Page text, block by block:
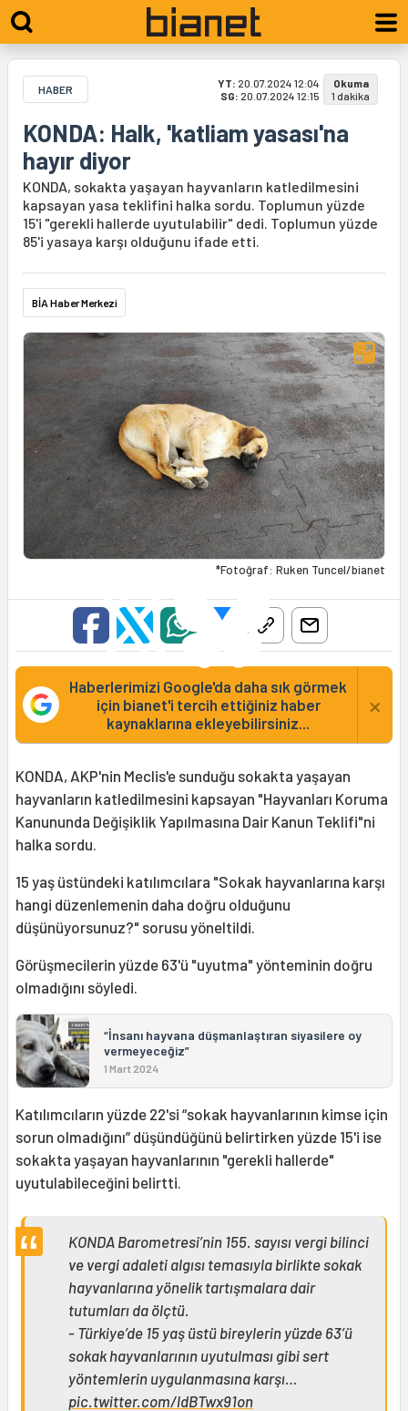
HABER YT: 20.07.2024 12:04
SG: 20.07.2024 12:15
Okuma
1 dakika
KONDA: Halk, 'katliam yasası'na
hayır diyor
KONDA, sokakta yaşayan hayvanların katledilmesini
kapsayan yasa teklifini halka sordu. Toplumun yüzde
15'i "gerekli hallerde uyutulabilir" dedi. Toplumun yüzde
85'i yasaya karşı olduğunu ifade etti.
BİA Haber Merkezi
*Fotoğraf: Ruken Tuncel/bianet
Haberlerimizi Google'da daha sık görmek
için bianet'i tercih ettiğiniz haber
kaynaklarına ekleyebilirsiniz...
×
KONDA, AKP'nin Meclis'e sunduğu sokakta yaşayan
hayvanların katledilmesini kapsayan "Hayvanları Koruma
Kanununda Değişiklik Yapılmasına Dair Kanun Teklifi"ni
halka sordu.
15 yaş üstündeki katılımcılara "Sokak hayvanlarına karşı
hangi düzenlemenin daha doğru olduğunu
düşünüyorsunuz?" sorusu yöneltildi.
Görüşmecilerin yüzde 63'ü "uyutma" yönteminin doğru
olmadığını söyledi.
“İnsanı hayvana düşmanlaştıran siyasilere oy
vermeyeceğiz”
1 Mart 2024
Katılımcıların yüzde 22'si “sokak hayvanlarının kimse için
sorun olmadığını” düşündüğünü belirtirken yüzde 15'i ise
sokakta yaşayan hayvanlarının "gerekli hallerde"
uyutulabileceğini belirtti.
KONDA Barometresi’nin 155. sayısı vergi bilinci
ve vergi adaleti algısı temasıyla birlikte sokak
hayvanlarına yönelik tartışmalara dair
tutumları da ölçtü.
- Türkiye’de 15 yaş üstü bireylerin yüzde 63’ü
sokak hayvanlarının uyutulması gibi sert
yöntemlerin uygulanmasına karşı…
pic.twitter.com/ldBTwx91on